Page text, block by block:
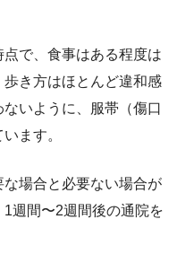
で、食事はある程度は
き方はほとんど違和感
いように、服帯（傷口
ます。
場合と必要ない場合が
週間〜2週間後の通院を